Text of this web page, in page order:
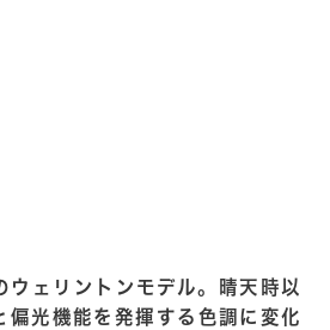
ウェリントンモデル。晴天時以
偏光機能を発揮する色調に変化